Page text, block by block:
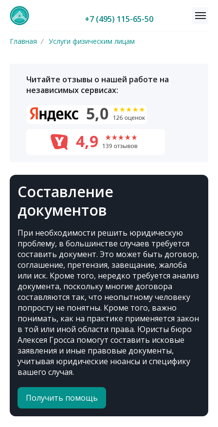
+7 (495) 115-65-50
Главная / Услуги физическим лицам
Читайте отзывы о нашей работе на
независимых сервисах:
Составление
документов
При необходимости решить юридическую
проблему, в большинстве случаев требуется
составить документ. Это может быть договор,
соглашение, претензия, завещание, жалоба
или иск. Кроме того, нередко требуется анализ
документа, поскольку многие договора
составляются так, что неопытному человеку
попросту не понятны. Кроме того, важно
понимать, как на практике применяется закон
в той или иной области права. Юристы бюро
Алексея Гросса помогут составить исковые
заявления и иные правовые документы,
учитывая юридические нюансы и специфику
вашего случая.
Получить помощь